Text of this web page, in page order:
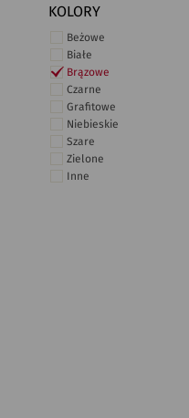
KOLORY
Beżowe
Białe
Brązowe
Czarne
Grafitowe
Niebieskie
Szare
Zielone
Inne